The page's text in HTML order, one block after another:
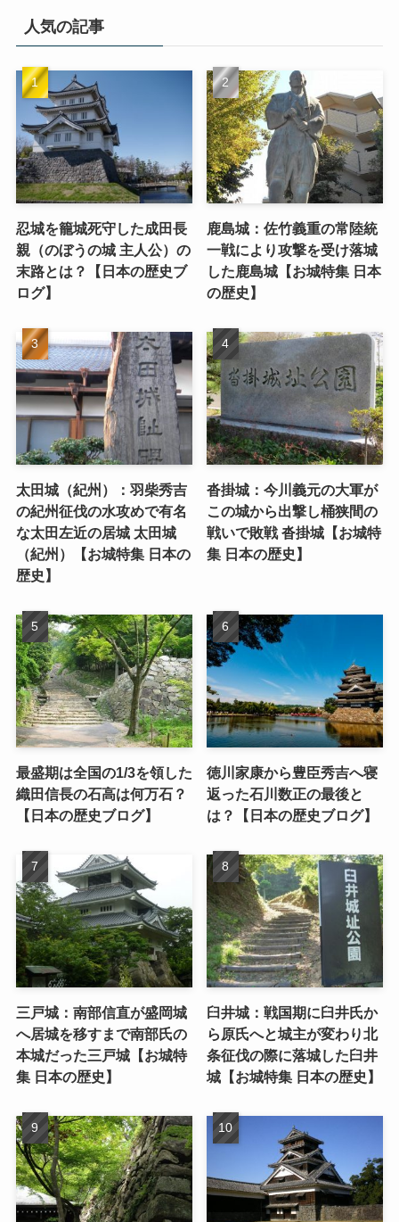
人気の記事
忍城を籠城死守した成田長
親（のぼうの城 主人公）の
末路とは？【日本の歴史ブ
ログ】
鹿島城：佐竹義重の常陸統
一戦により攻撃を受け落城
した鹿島城【お城特集 日本
の歴史】
太田城（紀州）：羽柴秀吉
の紀州征伐の水攻めで有名
な太田左近の居城 太田城
（紀州）【お城特集 日本の
歴史】
沓掛城：今川義元の大軍が
この城から出撃し桶狭間の
戦いで敗戦 沓掛城【お城特
集 日本の歴史】
最盛期は全国の1/3を領した
織田信長の石高は何万石？
【日本の歴史ブログ】
徳川家康から豊臣秀吉へ寝
返った石川数正の最後と
は？【日本の歴史ブログ】
三戸城：南部信直が盛岡城
へ居城を移すまで南部氏の
本城だった三戸城【お城特
集 日本の歴史】
臼井城：戦国期に臼井氏か
ら原氏へと城主が変わり北
条征伐の際に落城した臼井
城【お城特集 日本の歴史】